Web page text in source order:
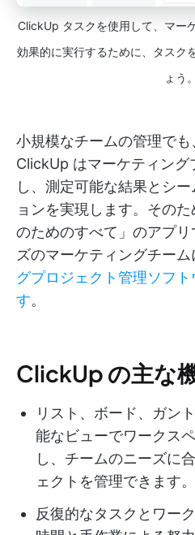
ClickUp タスクを使用して、マー
効果的に実行するために、タスク
ょう。
小規模なチームの管理でも
ClickUp はマーケティング
し、測定可能な結果とシ
ョンを実現します。そのた
のためのすべて」のアプ
ズのマーケティングチーム
グプロジェクト管理ソフ
す。
ClickUp の主な
リスト、ボード、ガン
能なビューでワークス
し、チームのニーズに
ェクトを管理できます。
反復的なタスクとワー